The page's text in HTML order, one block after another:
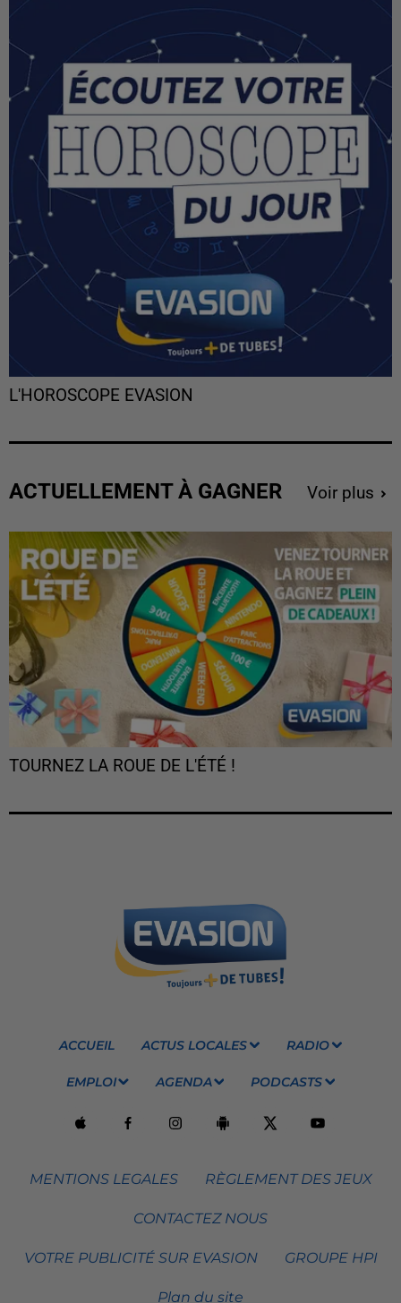
L'HOROSCOPE EVASION
ACTUELLEMENT À GAGNER Voir plus
TOURNEZ LA ROUE DE L'ÉTÉ !
ACCUEIL ACTUS LOCALES RADIO
EMPLOI AGENDA PODCASTS
MENTIONS LEGALES RÈGLEMENT DES JEUX
CONTACTEZ NOUS
VOTRE PUBLICITÉ SUR EVASION GROUPE HPI
Plan du site